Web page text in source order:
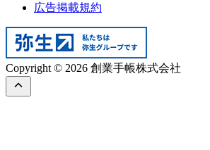
広告掲載規約
Copyright © 2026 創業手帳株式会社